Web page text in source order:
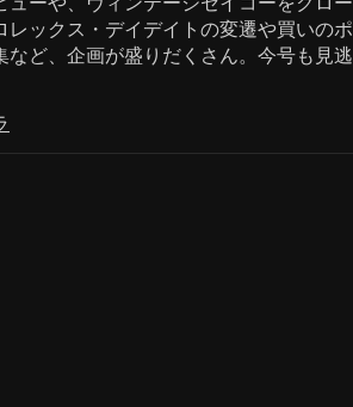
レックス・デイデイトの変遷や買いの
など、企画が盛りだくさん。今号も見